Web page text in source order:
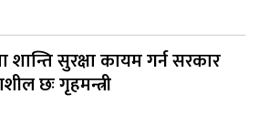
शान्ति सुरक्षा कायम गर्न सरकार
छः गृहमन्त्री